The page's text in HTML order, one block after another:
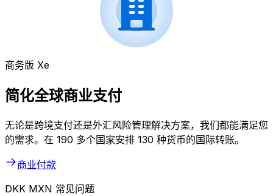
商务版 Xe
简化全球商业支付
无论是跨境支付还是外汇风险管理解决方案，我们都能满足您
的需求。在 190 多个国家安排 130 种货币的国际转账。
商业付款
DKK MXN 常见问题